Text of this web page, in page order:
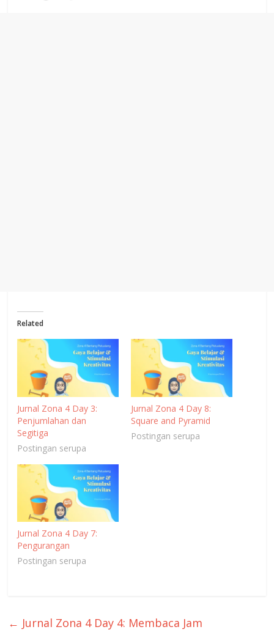
Related
Jurnal Zona 4 Day 3:
Penjumlahan dan
Segitiga
Postingan serupa
Jurnal Zona 4 Day 8:
Square and Pyramid
Postingan serupa
Jurnal Zona 4 Day 7:
Pengurangan
Postingan serupa
← Jurnal Zona 4 Day 4: Membaca Jam